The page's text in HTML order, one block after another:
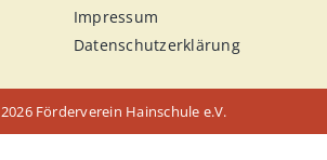
Impressum
Datenschutzerklärung
2026 Förderverein Hainschule e.V.